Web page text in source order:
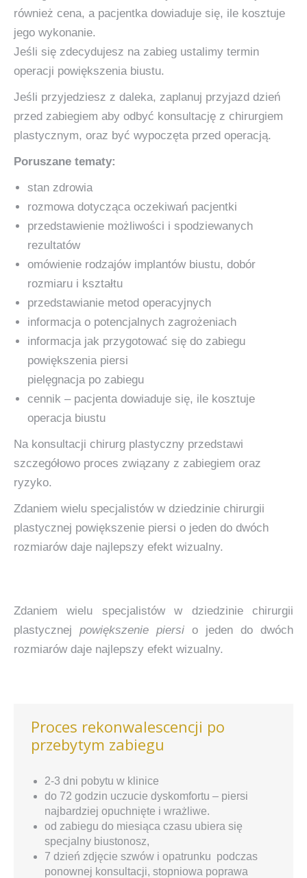
również cena, a pacjentka dowiaduje się, ile kosztuje
jego wykonanie.
Jeśli się zdecydujesz na zabieg ustalimy termin
operacji powiększenia biustu.
Jeśli przyjedziesz z daleka, zaplanuj przyjazd dzień
przed zabiegiem aby odbyć konsultację z chirurgiem
plastycznym, oraz być wypoczęta przed operacją.
Poruszane tematy:
stan zdrowia
rozmowa dotycząca oczekiwań pacjentki
przedstawienie możliwości i spodziewanych
rezultatów
omówienie rodzajów implantów biustu, dobór
rozmiaru i kształtu
przedstawianie metod operacyjnych
informacja o potencjalnych zagrożeniach
informacja jak przygotować się do zabiegu
powiększenia piersi
pielęgnacja po zabiegu
cennik – pacjenta dowiaduje się, ile kosztuje
operacja biustu
Na konsultacji chirurg plastyczny przedstawi
szczegółowo proces związany z zabiegiem oraz
ryzyko.
Zdaniem wielu specjalistów w dziedzinie chirurgii
plastycznej powiększenie piersi o jeden do dwóch
rozmiarów daje najlepszy efekt wizualny.
Zdaniem wielu specjalistów w dziedzinie chirurgii
plastycznej powiększenie piersi o jeden do dwóch
rozmiarów daje najlepszy efekt wizualny.
Proces rekonwalescencji po
przebytym zabiegu
2-3 dni pobytu w klinice
do 72 godzin uczucie dyskomfortu – piersi
najbardziej opuchnięte i wrażliwe.
od zabiegu do miesiąca czasu ubiera się
specjalny biustonosz,
7 dzień zdjęcie szwów i opatrunku podczas
ponownej konsultacji, stopniowa poprawa